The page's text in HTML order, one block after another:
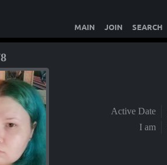
MAIN JOIN SEARCH
Active Date
I am